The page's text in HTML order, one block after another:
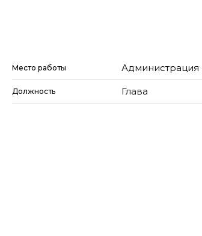
Место работы Администрация
Должность Глава